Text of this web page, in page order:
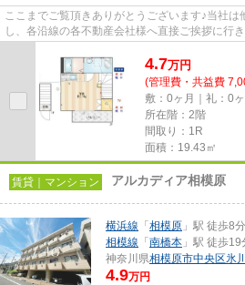
ここまでご覧頂きありがとうございます♪当社
し、各沿線の各不動産会社様へ直接ご挨拶に行
4.7万円
(管理費・共益費
敷：0ヶ月｜礼：0ヶ
所在階：2階
間取り：1R
面積：19.43㎡
賃貸｜マンション アルカディア相模原
横浜線 「 相模原 」駅 徒歩8分
相模線 「 南橋本 」駅 徒歩19
神奈川県相模原市中央区氷
4.9万円